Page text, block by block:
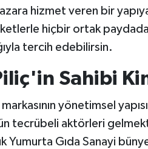
hizmet veren bir
hiçbir ortak paydada
tercih edebilirsin.
Sahibi
yönetimsel
tecrübeli aktörleri
Yumurta Gıda Sanayi